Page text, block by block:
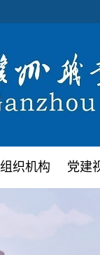
组织机构 党建